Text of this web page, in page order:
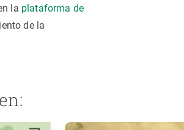
la plataforma de
de la